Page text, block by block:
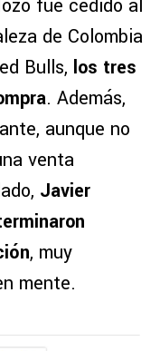
fue cedido al
de Colombia
Bulls, los tres
. Además,
aunque no
venta
Javier
, muy
mente.